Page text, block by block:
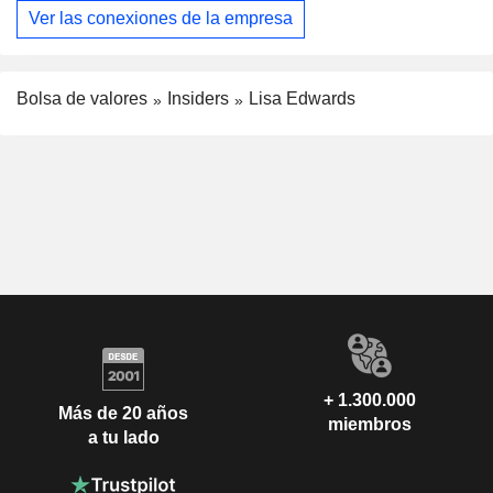
Ver las conexiones de la empresa
Bolsa de valores Insiders Lisa Edwards
Más de 20 años
a tu lado
+ 1.300.000
miembros